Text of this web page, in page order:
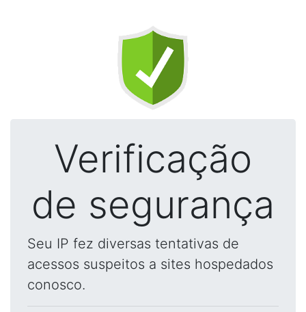
Verificação
de segurança
Seu IP fez diversas tentativas de
acessos suspeitos a sites hospedados
conosco.